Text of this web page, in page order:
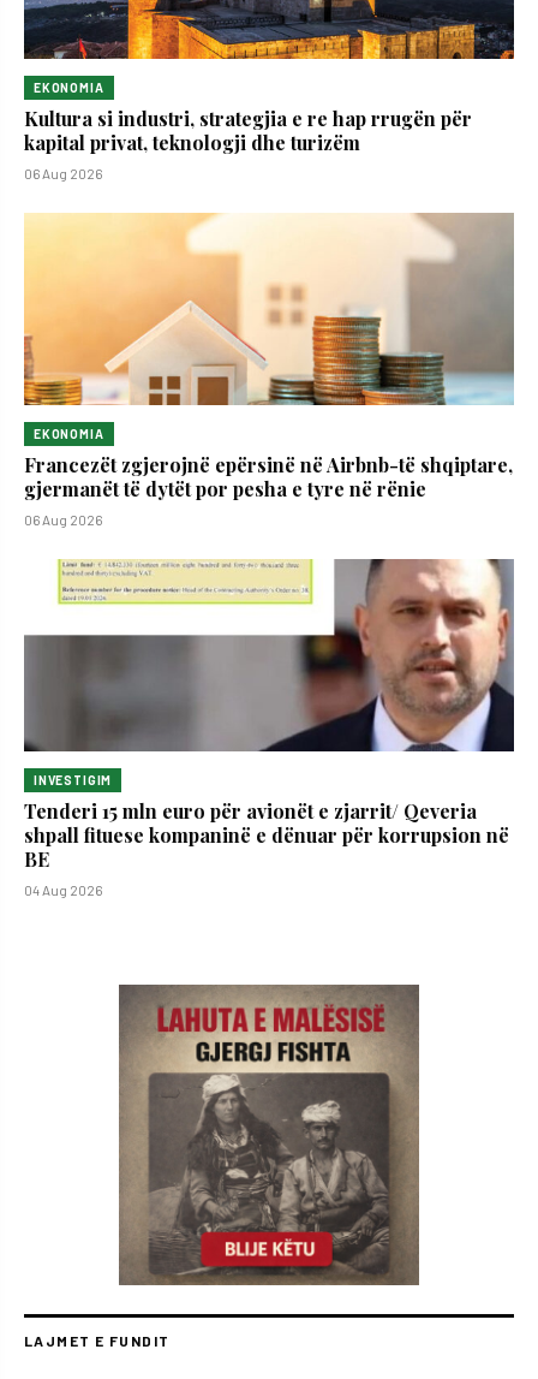
EKONOMIA
Kultura si industri, strategjia e re hap rrugën për
kapital privat, teknologji dhe turizëm
06 Aug 2026
EKONOMIA
Francezët zgjerojnë epërsinë në Airbnb-të shqiptare,
gjermanët të dytët por pesha e tyre në rënie
06 Aug 2026
INVESTIGIM
Tenderi 15 mln euro për avionët e zjarrit/ Qeveria
shpall fituese kompaninë e dënuar për korrupsion në
BE
04 Aug 2026
LAJMET E FUNDIT